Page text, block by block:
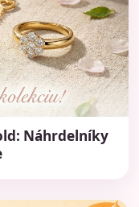
Náhrdelníky